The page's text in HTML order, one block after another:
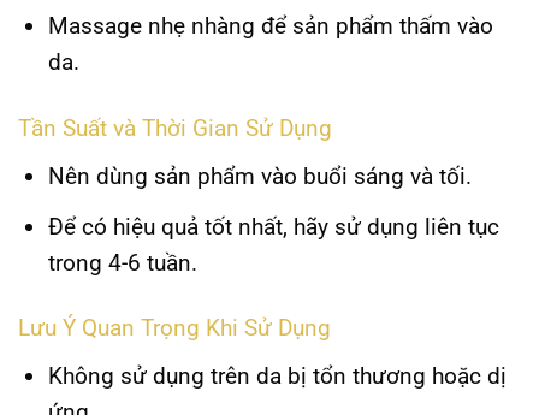
Massage nhẹ nhàng để sản phẩm thấm vào
da.
Tần Suất và Thời Gian Sử Dụng
Nên dùng sản phẩm vào buổi sáng và tối.
Để có hiệu quả tốt nhất, hãy sử dụng liên tục
trong 4-6 tuần.
Lưu Ý Quan Trọng Khi Sử Dụng
Không sử dụng trên da bị tổn thương hoặc dị